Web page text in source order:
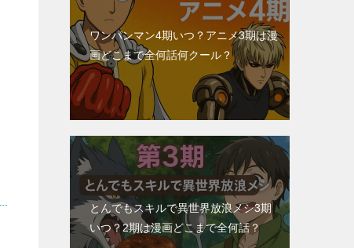
ワンパンマン4期いつ？アニメ3期は漫
画どこまで全何話何クール？
とんでもスキルで異世界放浪メシ3期
いつ？2期は漫画どこまで全何話？